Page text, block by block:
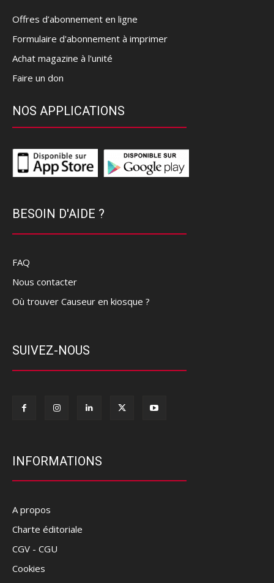
Offres d’abonnement en ligne
Formulaire d'abonnement à imprimer
Achat magazine à l'unité
Faire un don
NOS APPLICATIONS
BESOIN D'AIDE ?
FAQ
Nous contacter
Où trouver Causeur en kiosque ?
SUIVEZ-NOUS
INFORMATIONS
A propos
Charte éditoriale
CGV - CGU
Cookies